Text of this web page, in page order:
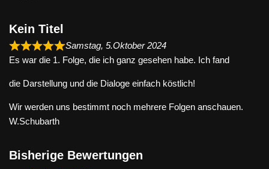
Kein Titel
Samstag, 5.Oktober 2024
Es war die 1. Folge, die ich ganz gesehen habe. Ich fand
die Darstellung und die Dialoge einfach köstlich!
Wir werden uns bestimmt noch mehrere Folgen anschauen.
W.Schubarth
Bisherige Bewertungen